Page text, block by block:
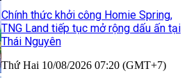
Chính thức khởi công Homie Spring,
TNG Land tiếp tục mở rộng dấu ấn tại
Thái Nguyên
Thứ Hai 10/08/2026 07:20 (GMT+7)